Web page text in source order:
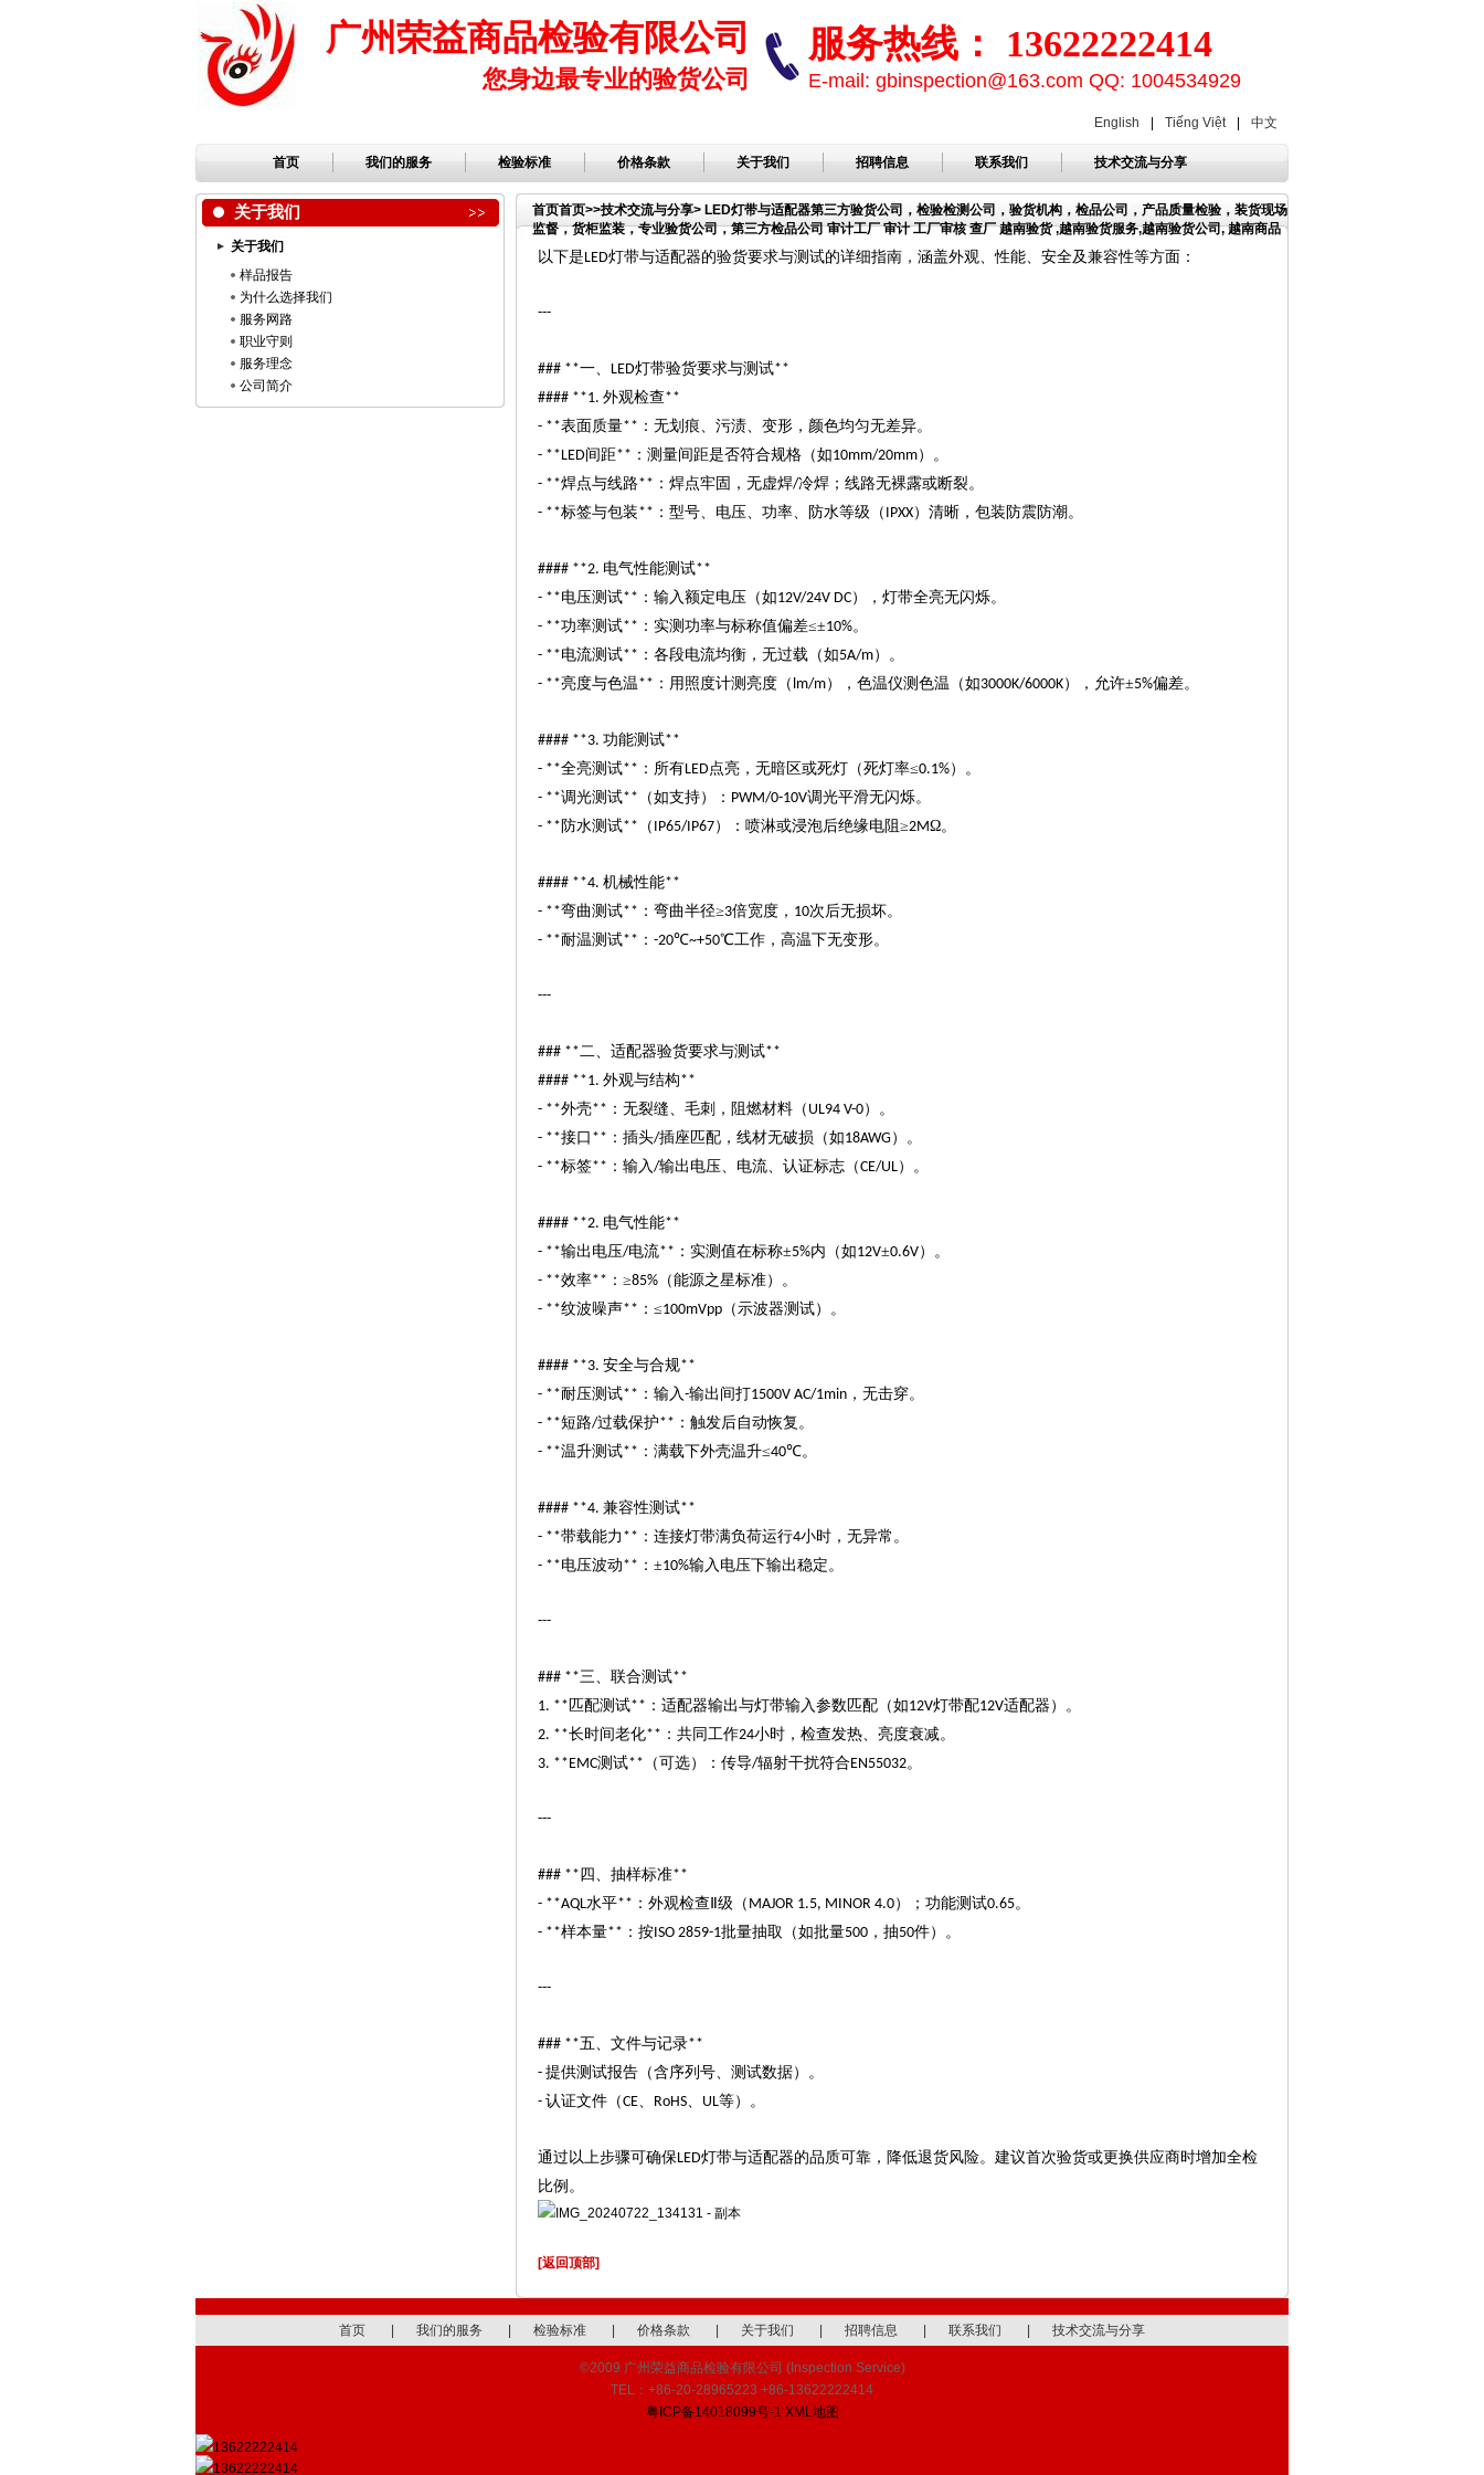
广州荣益商品检验有限公司
您身边最专业的验货公司
服务热线： 13622222414
E-mail: gbinspection@163.com QQ: 1004534929
English Tiếng Việt 中文
首页 我们的服务 检验标准 价格条款 关于我们 招聘信息 联系我们 技术交流与分享
关于我们
关于我们
样品报告
为什么选择我们
服务网路
职业守则
服务理念
公司简介
首页首页>>技术交流与分享> LED灯带与适配器第三方验货公司，检验检测公司，验货机构，检品公司，产品质量检验，装货现场
监督，货柜监装，专业验货公司，第三方检品公司 审计工厂 审计 工厂审核 查厂 越南验货 ,越南验货服务,越南验货公司, 越南商品
检验，检品公司，服装检品，鞋子检品公司
以下是LED灯带与适配器的验货要求与测试的详细指南，涵盖外观、性能、安全及兼容性等方面：
---
### **一、 LED灯带验货要求与测试**
#### **1. 外观检查**
- **表面质量** ：无划痕、污渍、变形，颜色均匀无差异。
- **LED间距** ：测量间距是否符合规格（如10mm/20mm）。
- **焊点与线路** ：焊点牢固，无虚焊/冷焊；线路无裸露或断裂。
- **标签与包装** ：型号、电压、功率、防水等级（ IPXX）清晰，包装防震防潮。
#### **2. 电气性能测试**
- **电压测试** ：输入额定电压（如12V/24V DC），灯带全亮无闪烁。
- **功率测试** ：实测功率与标称值偏差≤±10%。
- **电流测试** ：各段电流均衡，无过载（如5A/m）。
- **亮度与色温** ：用照度计测亮度（ lm/m），色温仪测色温（如3000K/6000K），允许±5%偏差。
#### **3. 功能测试**
- **全亮测试** ：所有LED点亮，无暗区或死灯（死灯率≤0.1%）。
- **调光测试** （如支持）： PWM/0-10V调光平滑无闪烁。
- ** 防水测试** （ IP65/IP67）：喷淋或浸泡后绝缘电阻≥2MΩ。
#### **4. 机械性能**
- **弯曲测试** ：弯曲半径≥3倍宽度， 10次后无损坏。
- **耐温测试** ： -20℃~+50℃工作，高温下无变形。
---
### **二、适配器验货要求与测试**
#### **1. 外观与结构**
- **外壳** ：无裂缝、毛刺，阻燃材料（ UL94 V-0）。
- **接口 ** ：插头/插座匹配，线材无破损（如18AWG）。
- **标签** ：输入/输出电压、电流、认证标志（CE/UL）。
#### **2. 电气性能**
- **输出电压/电流** ：实测值在标称±5%内（如12V±0.6V）。
- **效率** ：≥85% （能源之星标准）。
- **纹波噪声** ：≤100mVpp （示波器测试）。
#### **3. 安全与合规**
- **耐压测试** ：输入-输出间打1500V AC/1min ，无击穿。
- **短路/过载保护** ：触发后自动恢复。
- **温升测试** ：满载下外壳温升≤40℃。
#### **4. 兼容性测试**
- **带载能力 ** ：连接灯带满负荷运行4小时，无异常。
- **电压波动** ：±10%输入电压下输出稳定。
---
### **三、联合测试**
1. ** 匹配测试** ：适配器输出与灯带输入参数匹配（如12V灯带配12V适配器）。
2. **长时间老化** ：共同工作24小时，检查发热、亮度衰减。
3. **EMC测试** （可选）：传导/辐射干扰符合EN55032。
---
### ** 四、抽样标准**
- **AQL水平** ：外观检查Ⅱ级（ MAJOR 1.5, MINOR 4.0）；功能测试0.65。
- **样本量** ：按ISO 2859-1批量抽取（如批量500 ，抽50件）。
---
### **五、文件与记录**
- 提供测试报告（含序列号、测试数据）。
- 认证文件（CE、 RoHS、 UL等）。
通过以上步骤可确保LED灯带与适配器的品质可靠，降低退货风险。建议首次验货或更换供应商时增加全检
比例。
[返回顶部]
首页 我们的服务 检验标准 价格条款 关于我们 招聘信息 联系我们 技术交流与分享
©2009 广州荣益商品检验有限公司 (Inspection Service)
TEL：+86-20-28965223 +86-13622222414
粤ICP备14018099号-1 XML地图
13622222414
13622222414